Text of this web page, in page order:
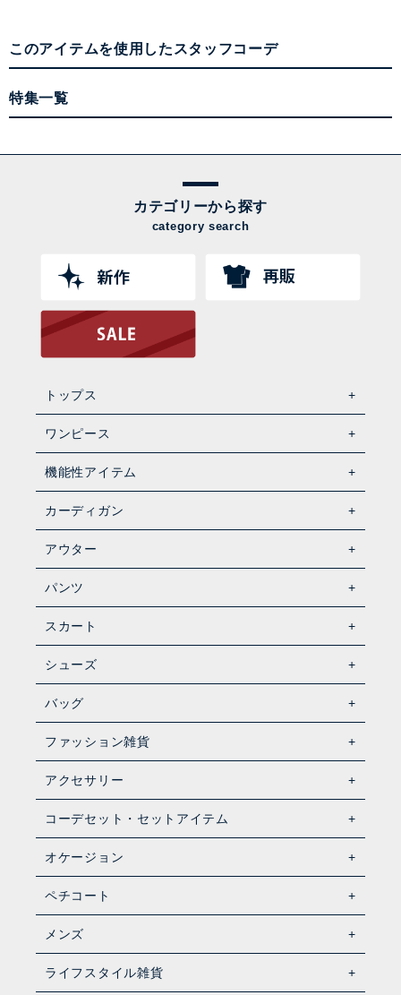
このアイテムを使用したスタッフコーデ
特集一覧
カテゴリーから探す
category search
トップス
ワンピース
機能性アイテム
カーディガン
アウター
パンツ
スカート
シューズ
バッグ
ファッション雑貨
アクセサリー
コーデセット・セットアイテム
オケージョン
ペチコート
メンズ
ライフスタイル雑貨